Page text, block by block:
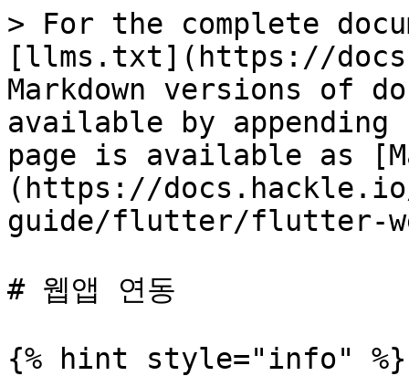
> For the complete
[llms.txt](https://
Markdown versions of
available by
page is available as
(https://
guide/flutter/flutter-
# 웹앱 연동
{% hint style="info" %}